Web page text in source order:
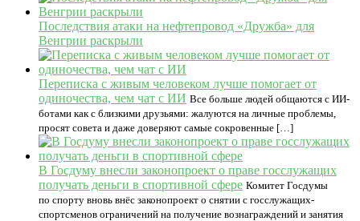
Последствия атаки на нефтепровод «Дружба» для
Венгрии раскрыли
Переписка с живым человеком лучше помогает от
одиночества, чем чат с ИИ Все больше людей общаются с ИИ-
ботами как с близкими друзьями: жалуются на личные проблемы,
просят совета и даже доверяют самые сокровенные […]
В Госдуму внесли законопроект о праве госслужащих
получать деньги в спортивной сфере Комитет Госдумы
по спорту вновь внёс законопроект о снятии с госслужащих-
спортсменов ограничений на получение вознаграждений и занятия